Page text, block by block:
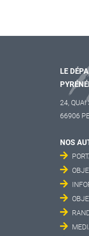
LE
24, QUAI
66906
NOS